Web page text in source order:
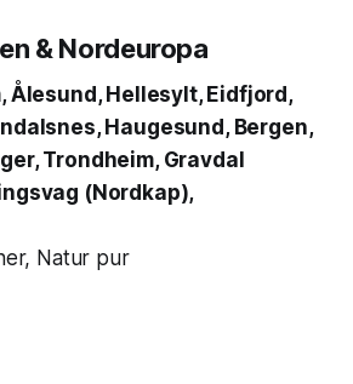
& Nordeuropa
Ålesund, Hellesylt, Eidfjord,
Haugesund, Bergen,
Trondheim, Gravdal
(Nordkap),
Natur pur